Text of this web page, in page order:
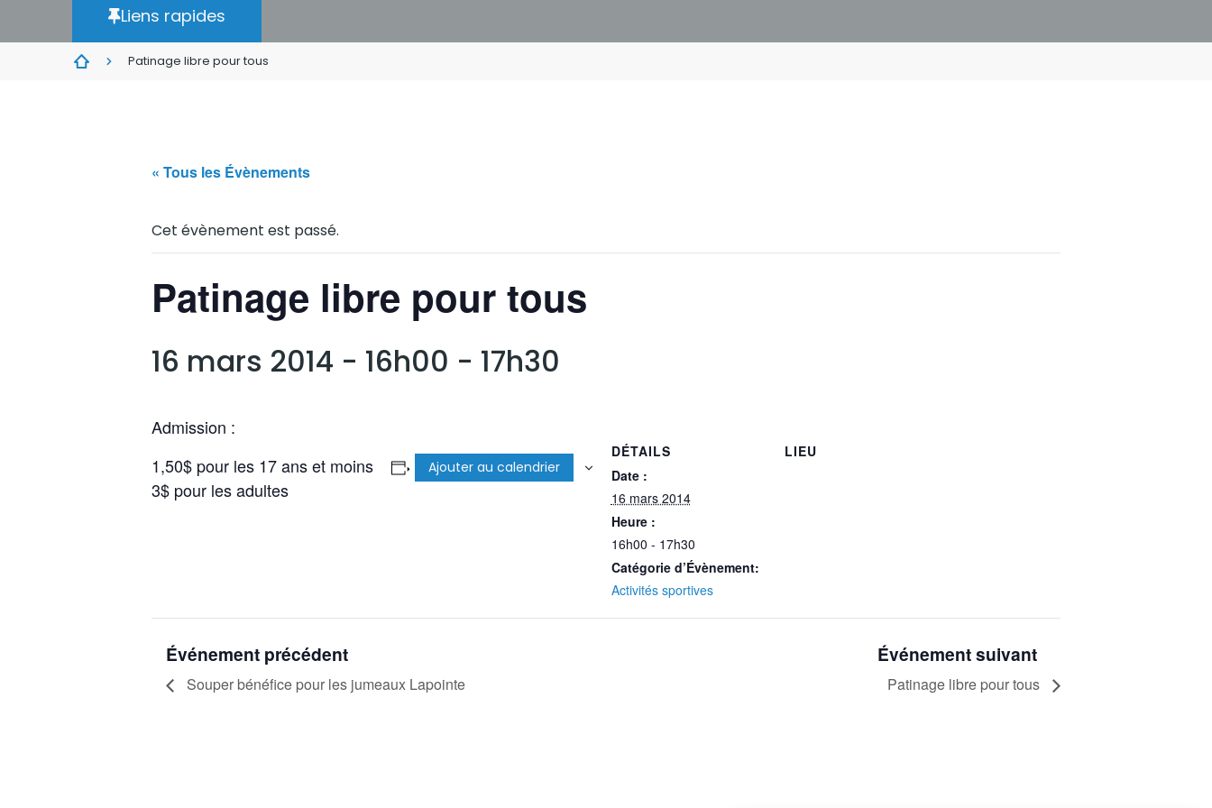
Liens rapides
Patinage libre pour tous
« Tous les Évènements
Cet évènement est passé.
Patinage libre pour tous
16 mars 2014 - 16h00 - 17h30
Admission :
1,50$ pour les 17 ans et moins
3$ pour les adultes
Ajouter au calendrier
DÉTAILS
Date :
16 mars 2014
Heure :
16h00 - 17h30
Catégorie d’Évènement:
Activités sportives
LIEU
Événement précédent
Souper bénéfice pour les jumeaux Lapointe
Événement suivant
Patinage libre pour tous